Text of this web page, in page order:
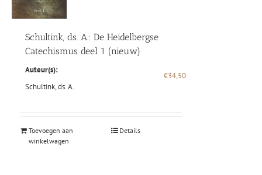
Schultink, ds. A.: De Heidelbergse
Catechismus deel 1 (nieuw)
Auteur(s):
Schultink, ds. A.
€34,50
Toevoegen aan
winkelwagen
Details